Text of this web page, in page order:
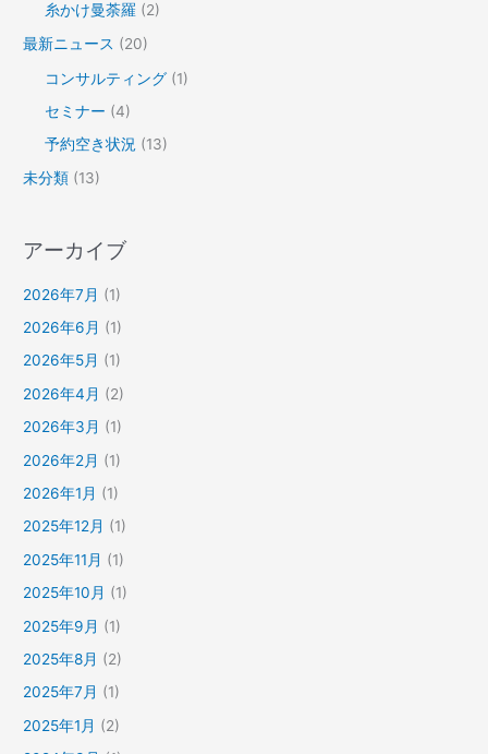
糸かけ曼荼羅 (2)
最新ニュース (20)
コンサルティング (1)
セミナー (4)
予約空き状況 (13)
未分類 (13)
アーカイブ
2026年7月 (1)
2026年6月 (1)
2026年5月 (1)
2026年4月 (2)
2026年3月 (1)
2026年2月 (1)
2026年1月 (1)
2025年12月 (1)
2025年11月 (1)
2025年10月 (1)
2025年9月 (1)
2025年8月 (2)
2025年7月 (1)
2025年1月 (2)